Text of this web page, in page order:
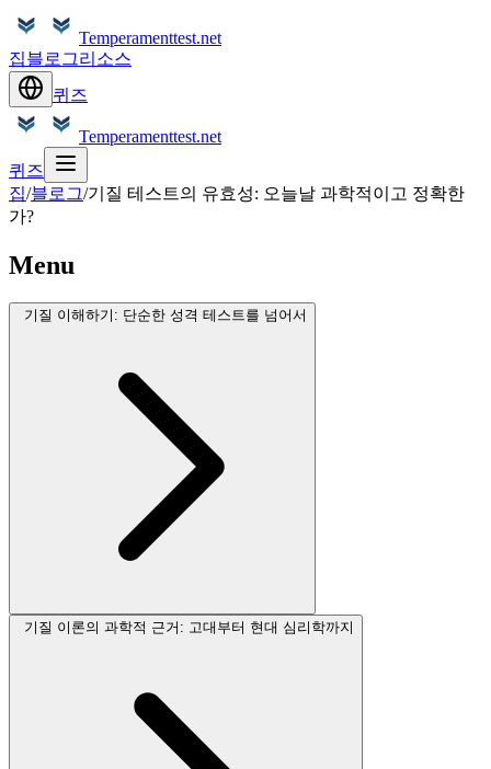
Temperamenttest.net
집블로그리소스
퀴즈
Temperamenttest.net
퀴즈
집/블로그/기질 테스트의 유효성: 오늘날 과학적이고 정확한
가?
Menu
기질 이해하기: 단순한 성격 테스트를 넘어서
기질 이론의 과학적 근거: 고대부터 현대 심리학까지